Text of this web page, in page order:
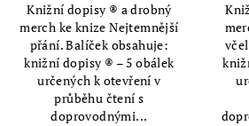
Knižní dopisy ® a drobný
merch ke knize Nejtemnější
přání. Balíček obsahuje:
knižní dopisy ® – 5 obálek
určených k otevření v
průběhu čtení s
doprovodnými...